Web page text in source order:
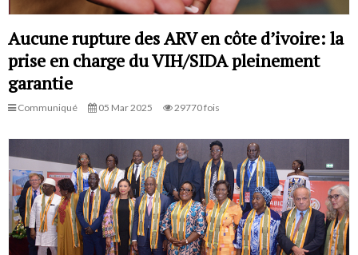
Aucune rupture des ARV en côte d’ivoire: la
prise en charge du VIH/SIDA pleinement
garantie
Communiqué 05 Mar 2025 29770 fois